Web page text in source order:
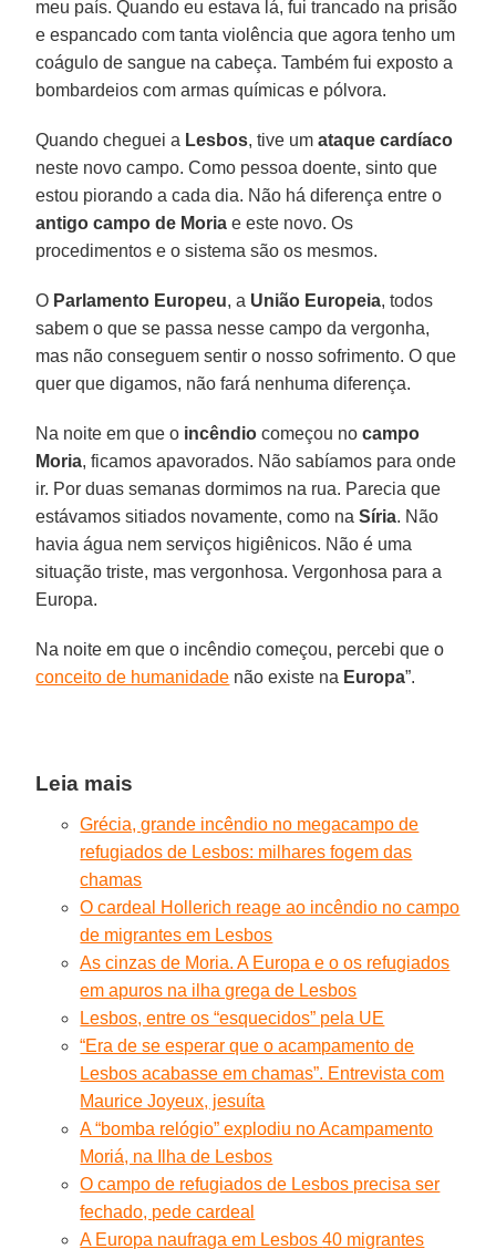
meu país. Quando eu estava lá, fui trancado na prisão
e espancado com tanta violência que agora tenho um
coágulo de sangue na cabeça. Também fui exposto a
bombardeios com armas químicas e pólvora.
Quando cheguei a Lesbos, tive umataque cardíaco
neste novo campo. Como pessoa doente, sinto que
estou piorando a cada dia. Não há diferença entre o
antigo campo de Moria e este novo. Os
procedimentos e o sistema são os mesmos.
O Parlamento Europeu, a União Europeia, todos
sabem o que se passa nesse campo da vergonha,
mas não conseguem sentir o nosso sofrimento. O que
quer que digamos, não fará nenhuma diferença.
Na noite em que o incêndio começou nocampo
Moria, ficamos apavorados. Não sabíamos para onde
ir. Por duas semanas dormimos na rua. Parecia que
estávamos sitiados novamente, como naSíria. Não
havia água nem serviços higiênicos. Não é uma
situação triste, mas vergonhosa. Vergonhosa para a
Europa.
Na noite em que o incêndio começou, percebi que o
conceito de humanidade não existe na Europa”.
Leia mais
Grécia, grande incêndio no megacampo de
refugiados de Lesbos: milhares fogem das
chamas
O cardeal Hollerich reage ao incêndio no campo
de migrantes em Lesbos
As cinzas de Moria. A Europa e o os refugiados
em apuros na ilha grega de Lesbos
Lesbos, entre os “esquecidos” pela UE
“Era de se esperar que o acampamento de
Lesbos acabasse em chamas”. Entrevista com
Maurice Joyeux, jesuíta
A “bomba relógio” explodiu no Acampamento
Moriá, na Ilha de Lesbos
O campo de refugiados de Lesbos precisa ser
fechado, pede cardeal
A Europa naufraga em Lesbos40 migrantes